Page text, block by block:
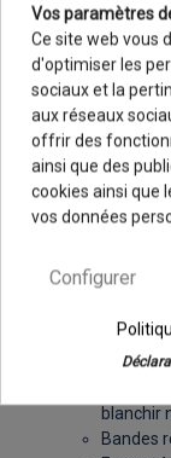
gilet. Elles
dispositions
Pour
pourrez
s'avérera
gilet de
portée de
Tailles :
Coloris
blanchir
Bandes
Vos paramètres
Ce site web vous
d'optimiser les
sociaux et la
aux réseaux
offrir des
ainsi que des
cookies ainsi que
vos données
Configurer